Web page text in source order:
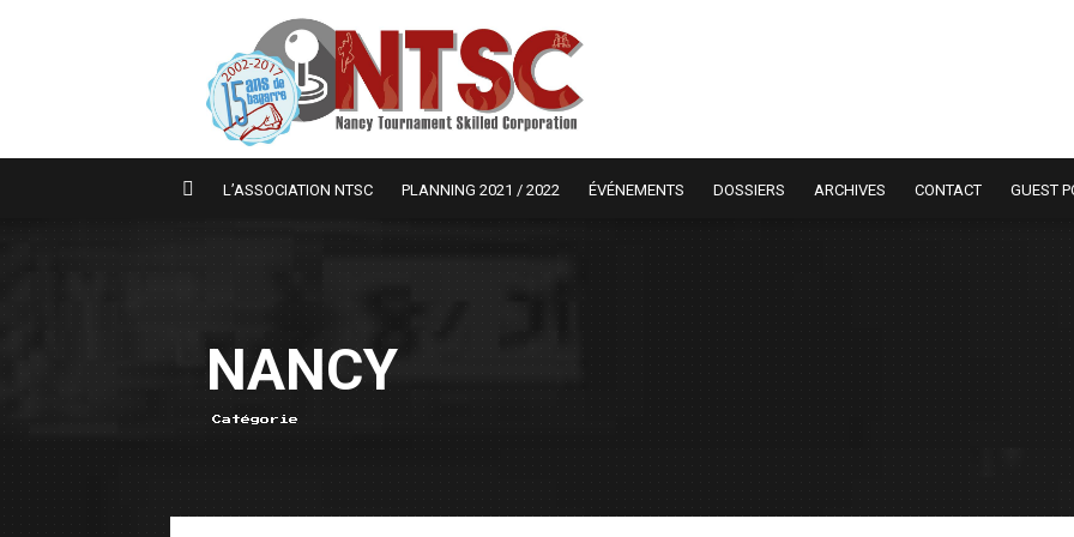
L’ASSOCIATION NTSC PLANNING 2021 / 2022 ÉVÉNEMENTS DOSSIERS ARCHIVES CONTACT GUEST
NANCY
Catégorie